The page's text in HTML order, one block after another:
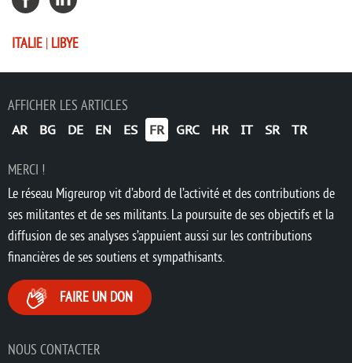
ITALIE | LIBYE
AFFICHER LES ARTICLES
AR BG DE EN ES FR GRC HR IT SR TR
NOUS CONTACTER
MERCI !
Le réseau Migreurop vit d’abord de l’activité et des contributions de
ses militantes et de ses militants. La poursuite de ses objectifs et la
diffusion de ses analyses s’appuient aussi sur les contributions
financières de ses soutiens et sympathisants.
FAIRE UN DON